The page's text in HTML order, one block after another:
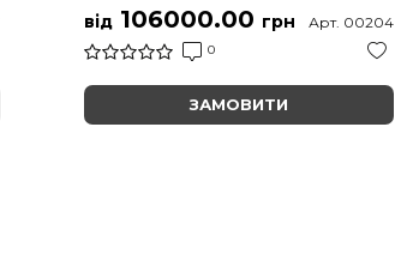
від 106000.00 грн
0
Арт. 00204
ЗАМОВИТИ